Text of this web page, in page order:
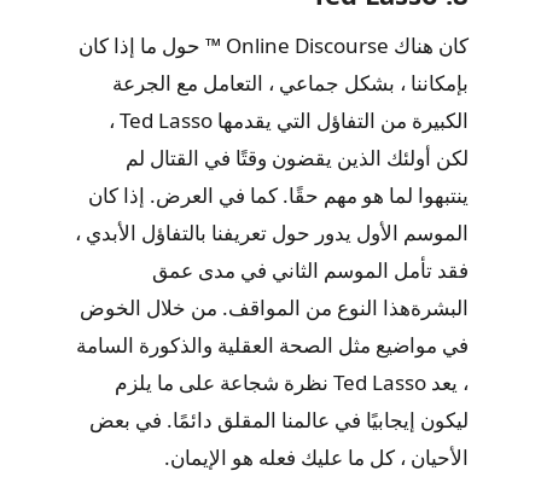
كان هناك Online Discourse ™ حول ما إذا كان
بإمكاننا ، بشكل جماعي ، التعامل مع الجرعة
الكبيرة من التفاؤل التي يقدمها Ted Lasso ،
لكن أولئك الذين يقضون وقتًا في القتال لم
ينتبهوا لما هو مهم حقًا. كما في العرض. إذا كان
الموسم الأول يدور حول تعريفنا بالتفاؤل الأبدي ،
فقد تأمل الموسم الثاني في مدى عمق
البشرةهذا النوع من المواقف. من خلال الخوض
في مواضيع مثل الصحة العقلية والذكورة السامة
، يعد Ted Lasso نظرة شجاعة على ما يلزم
ليكون إيجابيًا في عالمنا المقلق دائمًا. في بعض
الأحيان ، كل ما عليك فعله هو الإيمان.